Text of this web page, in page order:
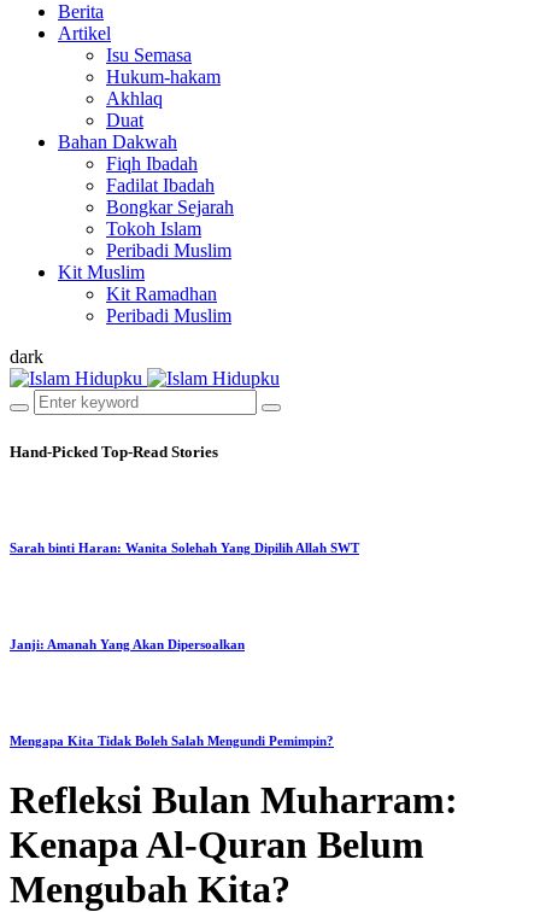
Berita
Artikel
Isu Semasa
Hukum-hakam
Akhlaq
Duat
Bahan Dakwah
Fiqh Ibadah
Fadilat Ibadah
Bongkar Sejarah
Tokoh Islam
Peribadi Muslim
Kit Muslim
Kit Ramadhan
Peribadi Muslim
dark
Hand-Picked Top-Read Stories
Sarah binti Haran: Wanita Solehah Yang Dipilih Allah SWT
Janji: Amanah Yang Akan Dipersoalkan
Mengapa Kita Tidak Boleh Salah Mengundi Pemimpin?
Refleksi Bulan Muharram:
Kenapa Al-Quran Belum
Mengubah Kita?